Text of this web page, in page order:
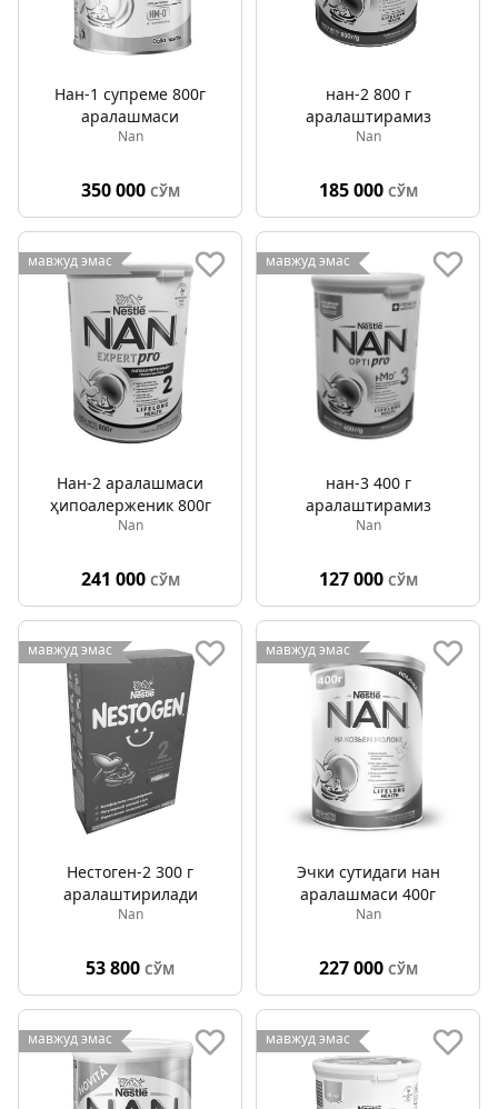
Нан-1 супреме 800г
аралашмаси
Nan
350 000 СЎМ
нан-2 800 г
аралаштирамиз
Nan
185 000 СЎМ
мавжуд эмас
Нан-2 аралашмаси
ҳипоалерженик 800г
Nan
241 000 СЎМ
мавжуд эмас
нан-3 400 г
аралаштирамиз
Nan
127 000 СЎМ
мавжуд эмас
Нестоген-2 300 г
аралаштирилади
Nan
53 800 СЎМ
мавжуд эмас
Эчки сутидаги нан
аралашмаси 400г
Nan
227 000 СЎМ
мавжуд эмас мавжуд эмас